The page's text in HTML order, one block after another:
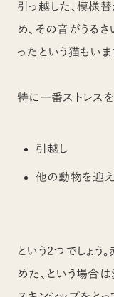
引っ越した、模様
め、その音がうる
ったという猫もいま
特に一番ストレス
引越し
他の動物を迎
という2つでしょう
めた、という場合